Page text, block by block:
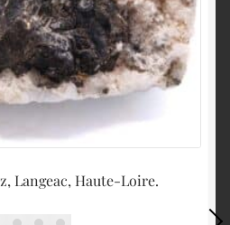
Langeac, Haute-Loire.